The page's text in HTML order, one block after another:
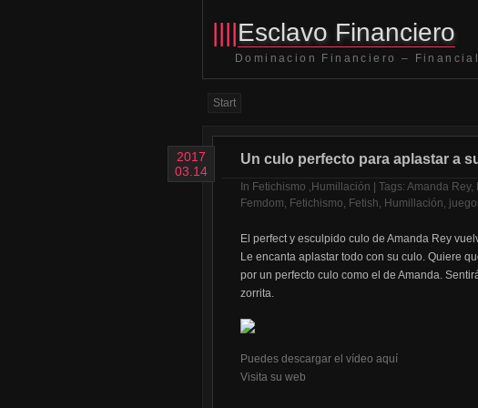
||||Esclavo Financiero
Dominacion Financiero –
Start
2017
03.14
Un culo perfecto para aplastar a
In Fetichismo , Humillación | Tags: Amanda Rey,
Femdom, Fetichismo, Fetish, Humillación,
El perfect y esculpido culo de Amanda Rey
Le encanta aplastar todo con su culo. Quiere
por un perfecto culo como el de Amanda.
zorrita.
Puedes descargar el vídeo aquí
Visita su web